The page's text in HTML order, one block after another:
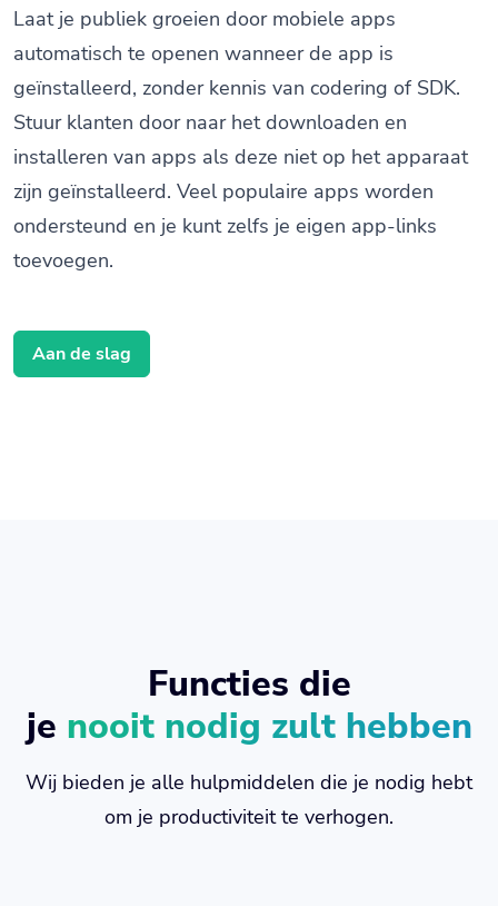
Laat je publiek groeien door mobiele apps
automatisch te openen wanneer de app is
geïnstalleerd, zonder kennis van codering of SDK.
Stuur klanten door naar het downloaden en
installeren van apps als deze niet op het apparaat
zijn geïnstalleerd. Veel populaire apps worden
ondersteund en je kunt zelfs je eigen app-links
toevoegen.
Aan de slag
Functies die
je nooit nodig zult hebben
Wij bieden je alle hulpmiddelen die je nodig hebt
om je productiviteit te verhogen.